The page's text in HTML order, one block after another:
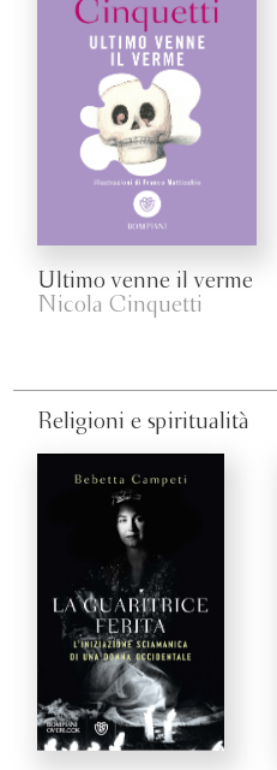
Ultimo venne il verme
Nicola Cinquetti
Religioni e spiritualità